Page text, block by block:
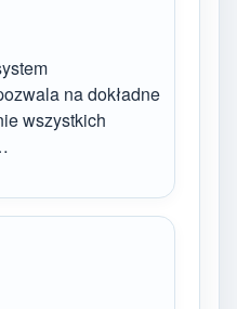
na dokładne
wszystkich